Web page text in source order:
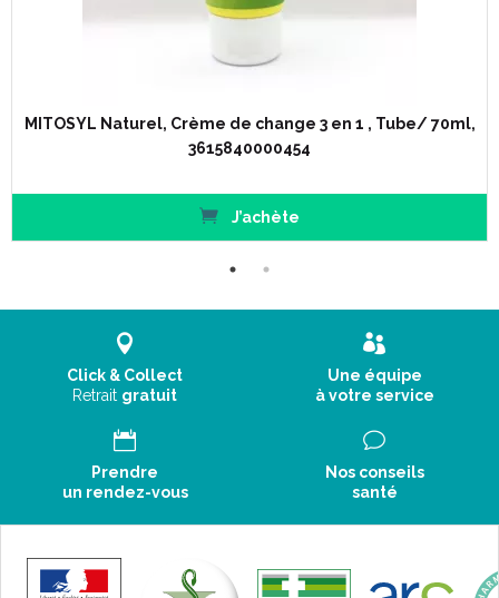
butylene glycol, capryloyl glycine, oleyl acetate, phytic acid,
hydroxyethylcellulose, o-cymen-5-ol, pantolactone, CI 77891.
Code EAN : 7350087736334
MITOSYL Naturel, Crème de change 3 en 1 , Tube/ 70ml,
3615840000454
J’achète
Click & Collect
Retrait gratuit
Une équipe
à votre service
Prendre
un rendez-vous
Nos conseils
santé